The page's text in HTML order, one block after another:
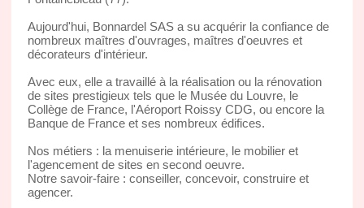
Aujourd'hui, Bonnardel SAS a su acquérir la confiance de
nombreux maîtres d'ouvrages, maîtres d'oeuvres et
décorateurs d'intérieur.
Avec eux, elle a travaillé à la réalisation ou la rénovation
de sites prestigieux tels que le Musée du Louvre, le
Collège de France, l'Aéroport Roissy CDG, ou encore la
Banque de France et ses nombreux édifices.
Nos métiers : la menuiserie intérieure, le mobilier et
l'agencement de sites en second oeuvre.
Notre savoir-faire : conseiller, concevoir, construire et
agencer.